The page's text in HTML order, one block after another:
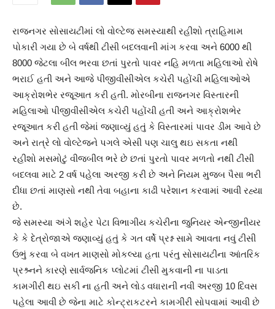
રાજનગર સોસાયટીમાં લો વોલ્ટેજ સમસ્યાથી રહીશો ત્રાહિમામ
પોકારી ગયા છે બે વર્ષથી ટીસી બદલવાની માંગ કરવા અને 6000 થી
8000 જેટલા બીલ ભરવા છતાં પુરતો પાવર નહિ મળતા મહિલાઓ રોષે
ભરાઈ હતી અને આજે પીજીવીસીએલ કચેરી પહોંચી મહિલાઓએ
આક્રોશભેર રજૂઆત કરી હતી. મોરબીના રાજનગર વિસ્તારની
મહિલાઓ પીજીવીસીએલ કચેરી પહોંચી હતી અને આક્રોશભેર
રજૂઆત કરી હતી જેમાં જણાવ્યું હતું કે વિસ્તારમાં પાવર ડીમ આવે છે
અને રાત્રે લો વોલ્ટેજને પગલે એસી પણ ચાલુ થઇ સકતા નથી
રહીશો મસમોટું વીજબીલ ભરે છે છતાં પુરતો પાવર મળતો નથી ટીસી
બદલવા માટે 2 વર્ષ પહેલા અરજી કરી છે અને નિયમ મુજબ પૈસા ભરી
દીધા છતાં માણસો નથી તેવા બહાના કાઢી પરેશાન કરવામાં આવી રહ્યા
છે.
જે સમસ્યા અંગે શહેર પેટા વિભાગીય કચેરીના જુનિયર એન્જીનીયર
કે કે દેત્રોજાએ જણાવ્યું હતું કે ગત વર્ષે પ્રશ્ન સામે આવતા નવું ટીસી
ઉભું કરવા બે વખત માણસો મોકલ્યા હતા પરંતુ સોસાયટીના આંતરિક
પ્રશ્ર્નને કારણે સાર્વજનિક પ્લોટમાં ટીસી મુકવાની ના પાડતા
કામગીરી થઇ સકી ના હતી અને લોડ વધારાની નવી અરજી 10 દિવસ
પહેલા આવી છે જેના માટે કોન્ટ્રાકટરને કામગીરી સોપવામાં આવી છે